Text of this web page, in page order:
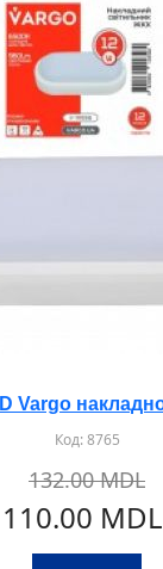
Код:8765
132.00 MDL
110.00 MDL